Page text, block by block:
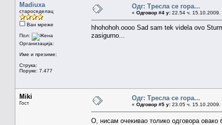
Madiuxa
староседелац
Ван мреже
Пол:
Организација:
Име и презиме:
Струка:
Поруке: 7.477
Одг: Тресла се гора...
« Одговор #4 у: 22.54 ч. 15.10.2009.
hhohohoh.oooo Sad sam tek videla ovo
zasigurno...
Miki
Гост
Одг: Тресла се гора...
« Одговор #5 у: 23.05 ч. 15.10.2009.
О, нисам очекивао толико одговора